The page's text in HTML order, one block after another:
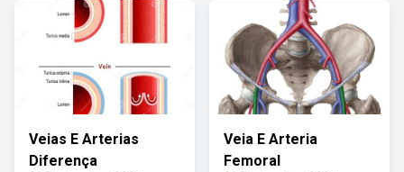
Veias E Arterias
Diferença
Veia E Arteria
Femoral